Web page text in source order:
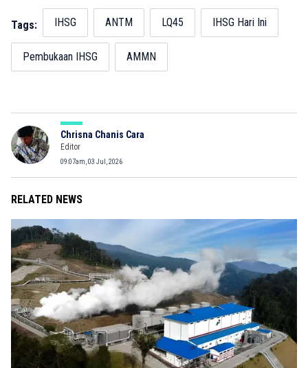
Tags: IHSG ANTM LQ45 IHSG Hari Ini
Pembukaan IHSG AMMN
Chrisna Chanis Cara
Editor
09:07am, 03 Jul, 2026
RELATED NEWS